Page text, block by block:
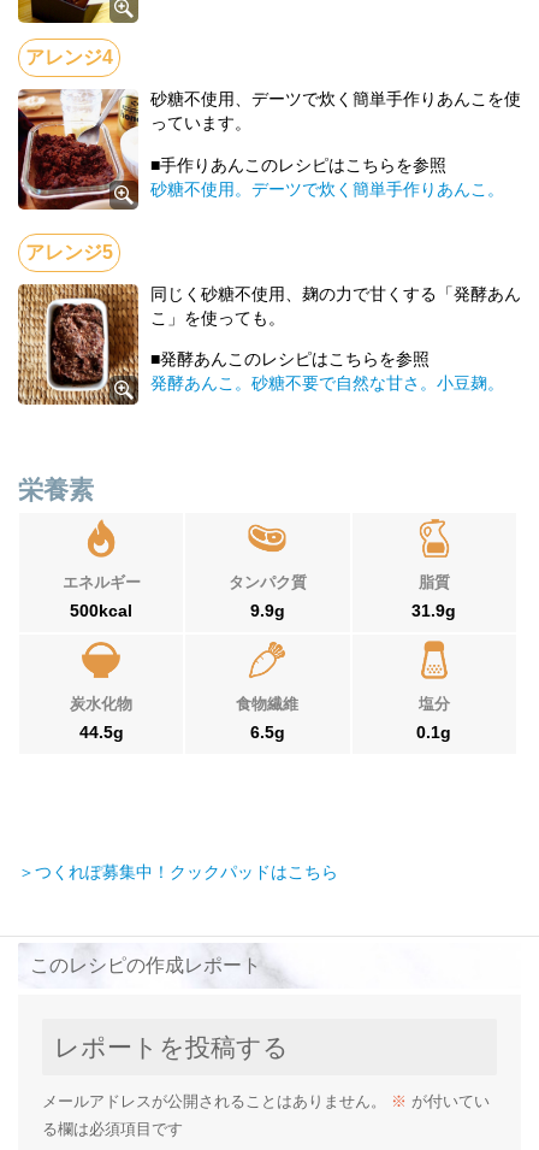
砂糖不使用、デーツで炊く簡単手作りあんこを使
っています。
■手作りあんこのレシピはこちらを参照
砂糖不使用。デーツで炊く簡単手作りあんこ。
同じく砂糖不使用、麹の力で甘くする「発酵あん
こ」を使っても。
■発酵あんこのレシピはこちらを参照
発酵あんこ。砂糖不要で自然な甘さ。小豆麹。
栄養素
エネルギー
500kcal
タンパク質
9.9g
脂質
31.9g
炭水化物
44.5g
食物繊維
6.5g
塩分
0.1g
＞つくれぽ募集中！クックパッドはこちら
このレシピの作成レポート
レポートを投稿する
メールアドレスが公開されることはありません。 ※ が付いてい
る欄は必須項目です